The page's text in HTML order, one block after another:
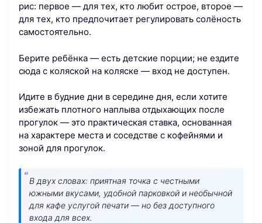
рис: первое — для тех, кто любит острое, второе —
для тех, кто предпочитает регулировать солёность
самостоятельно.
Берите ребёнка — есть детские порции; не ездите
сюда с коляской на коляске — вход не доступен.
Идите в будние дни в середине дня, если хотите
избежать плотного наплыва отдыхающих после
прогулок — это практическая ставка, основанная
на характере места и соседстве с кофейнями и
зоной для прогулок.
В двух словах: приятная точка с честными
южными вкусами, удобной парковкой и необычной
для кафе услугой печати — но без доступного
входа для всех.